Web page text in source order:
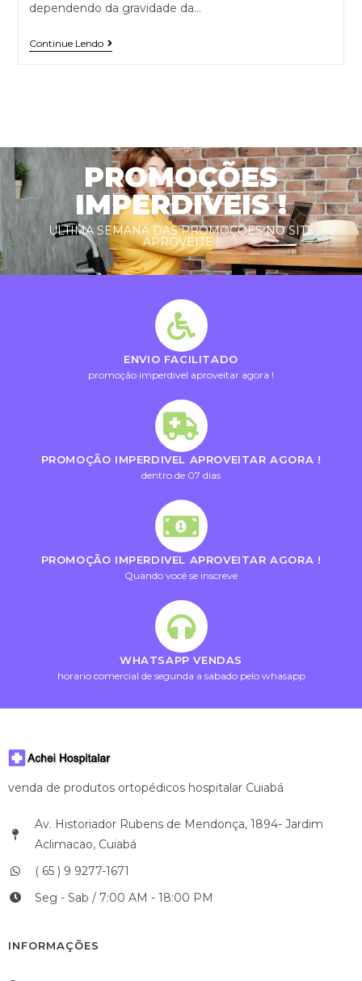
dependendo da gravidade da…
Continue Lendo
PROMOÇÕES
IMPERDIVEIS !
ULTIMA SEMANA DAS PROMOÇÕES NO SITE
APROVEITE !
ENVIO FACILITADO
promoção imperdivel aproveitar agora !
PROMOÇÃO IMPERDIVEL APROVEITAR AGORA !
dentro de 07 dias
PROMOÇÃO IMPERDIVEL APROVEITAR AGORA !
Quando você se inscreve
WHATSAPP VENDAS
horario comercial de segunda a sabado pelo whasapp
venda de produtos ortopédicos hospitalar Cuiabá
Av. Historiador Rubens de Mendonça, 1894- Jardim
Aclimacao, Cuiabá
( 65 ) 9 9277-1671
Seg - Sab / 7:00 AM - 18:00 PM
INFORMAÇÕES